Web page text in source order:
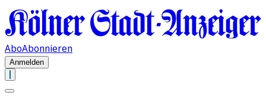
AboAbonnieren
Anmelden